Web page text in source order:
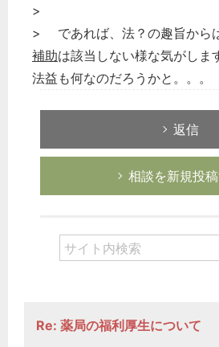
>
> であれば、法？の趣旨からは
補助は該当しない様な気がしま
法益も何なのだろうかと。。。
返信
相談を新規投
Re: 薬局の福利厚生について